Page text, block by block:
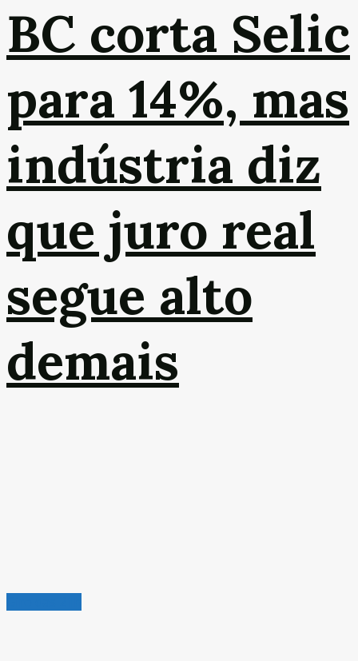
BC corta Selic
para 14%, mas
indústria diz
que juro real
segue alto
demais